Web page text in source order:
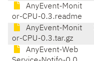
AnyEvent-Monit
or-CPU-0.3.readme
AnyEvent-Monit
or-CPU-0.3.tar.gz
AnyEvent-Web